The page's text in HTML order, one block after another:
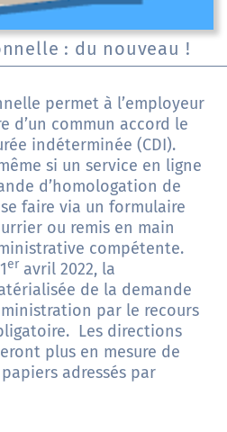
: du nouveau !
permet à l’employeur
d’un commun accord le
indéterminée (CDI).
si un service en ligne
d’homologation de
faire via un formulaire
ou remis en main
compétente.
er avril 2022, la
de la demande
par le recours
Les directions
plus en mesure de
adressés par